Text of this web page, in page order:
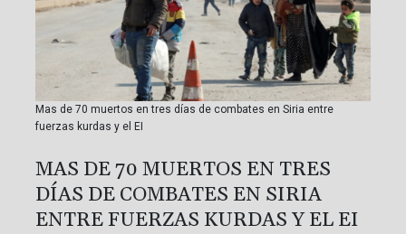
Mas de 70 muertos en tres días de combates en Siria entre
fuerzas kurdas y el EI
MAS DE 70 MUERTOS EN TRES
DÍAS DE COMBATES EN SIRIA
ENTRE FUERZAS KURDAS Y EL EI